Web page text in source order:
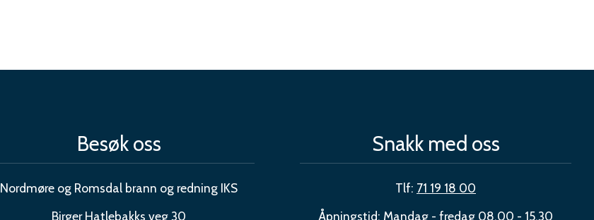
Besøk oss
Nordmøre og Romsdal brann og redning IKS
Birger Hatlebakks veg 30
Snakk med oss
Tlf: 71 19 18 00
Åpningstid: Mandag - fredag 08.00 - 15.30